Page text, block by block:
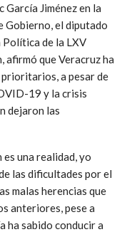
Jiménez en la
Gobierno, el diputado
Política de la LXV
afirmó que Veracruz ha
a pesar de
19 y la crisis
dejaron las
una realidad, yo
las dificultades por el
malas herencias que
anteriores, pese a
ha sabido conducir a